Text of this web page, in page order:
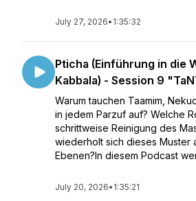
July 27, 2026• 1:35:32
Pticha (Einführung in die
Kabbala) - Session 9
Warum tauchen Taamim,
in jedem Parzuf auf? Welche
schrittweise Reinigung des
wiederholt sich dieses Muster
Ebenen?In diesem Podcast
July 20, 2026• 1:35:21